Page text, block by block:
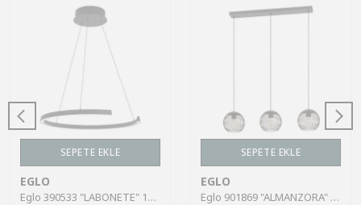
SEPETE EKLE
EGLO
Eglo 390533 "LABONETE" 180 Cm Yüksekliğinde Alüminyum Çelik Sarkıt Avize
SEPETE EKLE
EGLO
Eglo 901869 "ALMANZORA" 110 Cm Yüksekliğinde Siyah. Bakır Çelik Sarkıt Avize